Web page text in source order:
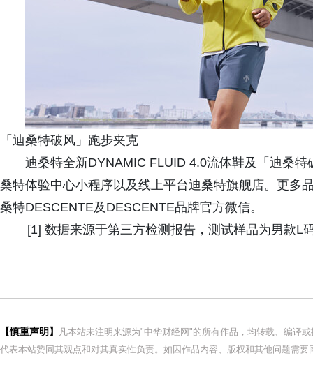
「迪桑特破风」跑步夹克
迪桑特全新DYNAMIC FLUID 4.0流体鞋及「迪桑
桑特体验中心小程序以及线上平台迪桑特旗舰店。更多
桑特DESCENTE及DESCENTE品牌官方微信。
[1] 数据来源于第三方检测报告，测试样品为男款L
【慎重声明】
凡本站未注明来源为"中华财经网"的所有作品，均转载、编译
代表本站赞同其观点和对其真实性负责。如因作品内容、版权和其他问题需